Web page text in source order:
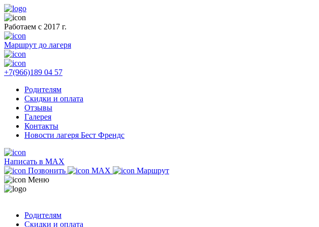
Работаем с 2017 г.
Маршрут до лагеря
+7(966)189 04 57
Родителям
Скидки и оплата
Отзывы
Галерея
Контакты
Новости лагеря Бест Френдс
Написать в MAX
Позвонить
MAX
Маршрут
Меню
Родителям
Скидки и оплата